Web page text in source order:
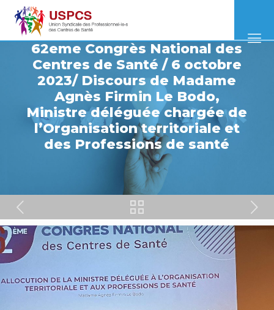
62eme Congrès National des
Centres de Santé / 6 octobre
2023/ Discours de Madame
Agnès Firmin Le Bodo,
Ministre déléguée chargée de
l’Organisation territoriale et
des Professions de santé